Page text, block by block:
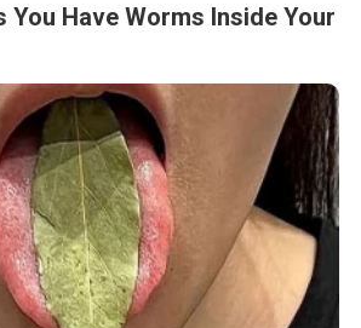
You Have Worms Inside Your